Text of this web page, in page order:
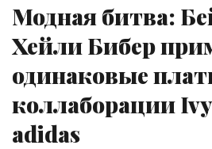
Модная битва:
Хейли Бибер
одинаковые
коллаборации
adidas